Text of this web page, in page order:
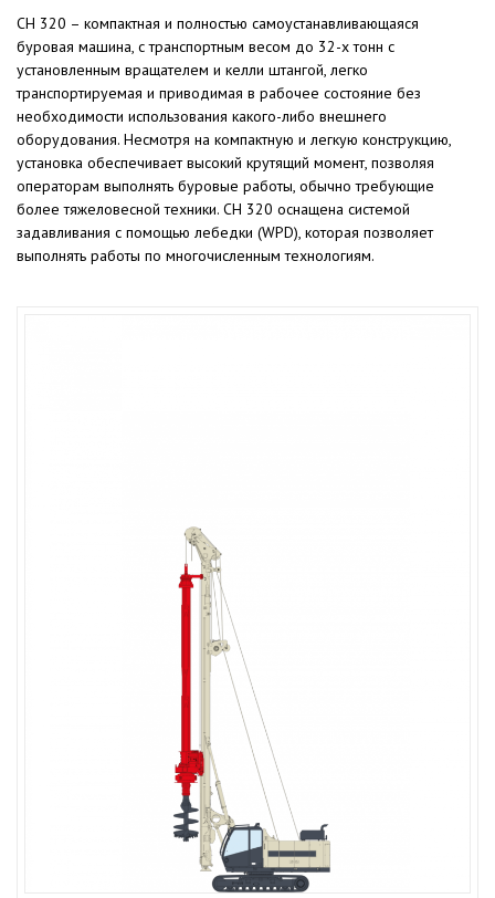
CH 320 – компактная и полностью самоустанавливающаяся
буровая машина, с транспортным весом до 32-х тонн с
установленным вращателем и келли штангой, легко
транспортируемая и приводимая в рабочее состояние без
необходимости использования какого-либо внешнего
оборудования. Несмотря на компактную и легкую конструкцию,
установка обеспечивает высокий крутящий момент, позволяя
операторам выполнять буровые работы, обычно требующие
более тяжеловесной техники. CH 320 оснащена системой
задавливания с помощью лебедки (WPD), которая позволяет
выполнять работы по многочисленным технологиям.